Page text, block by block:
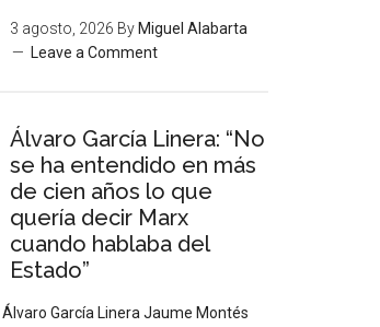
3 agosto, 2026 By Miguel Alabarta
Leave a Comment
Álvaro García Linera: “No
se ha entendido en más
de cien años lo que
quería decir Marx
cuando hablaba del
Estado”
Álvaro García Linera Jaume Montés